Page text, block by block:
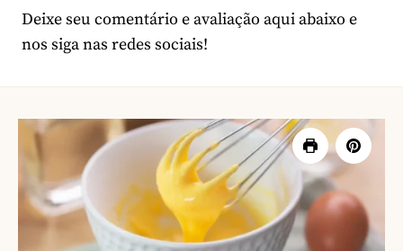
Deixe seu comentário e avaliação aqui abaixo e
nos siga nas redes sociais!